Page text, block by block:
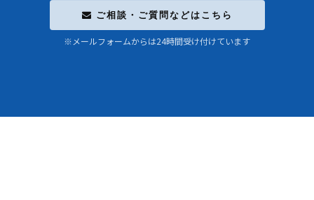
ご相談・ご質問などはこちら
※メールフォームからは24時間受け付けています